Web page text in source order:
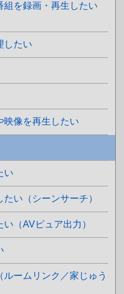
組を録画・再生したい
したい
映像を再生したい
い
い（シーンサーチ）
（AVピュア出力）
ームリンク／家じゅう